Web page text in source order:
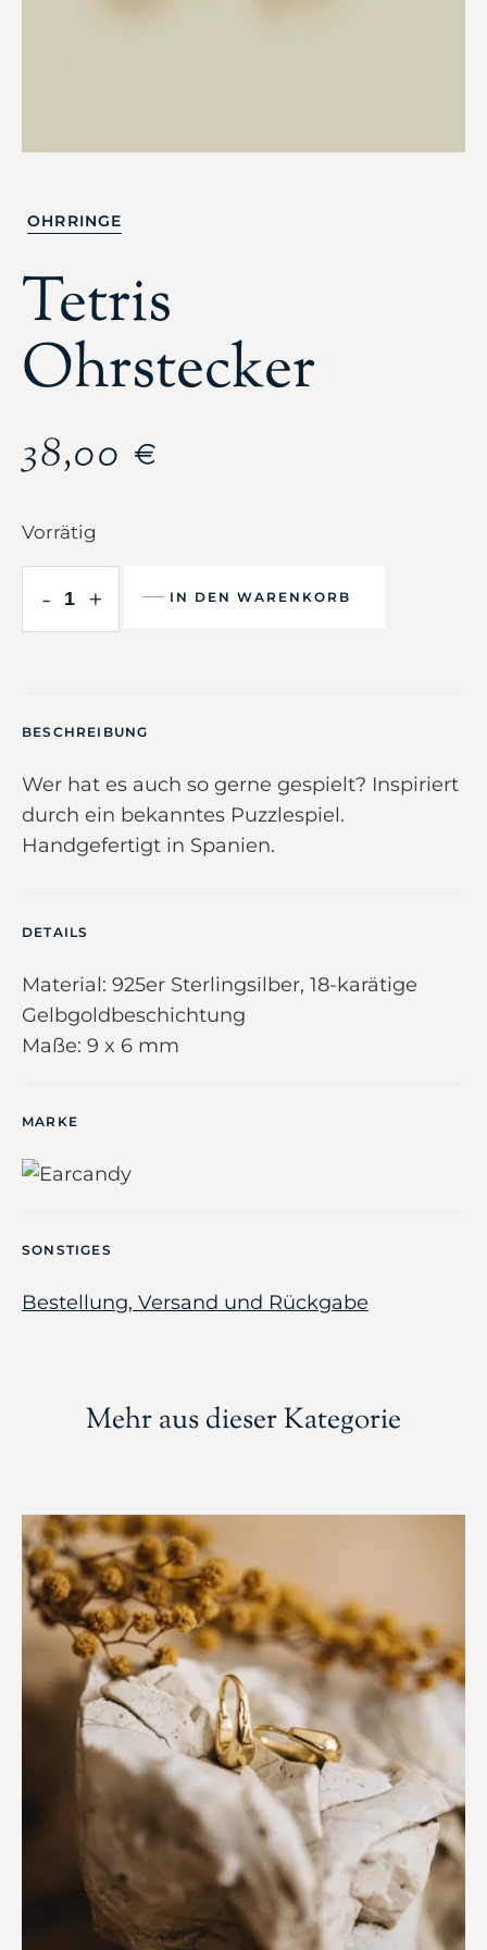
OHRRINGE
Tetris
Ohrstecker
38,00 €
Vorrätig
- + IN DEN WARENKORB
BESCHREIBUNG
Wer hat es auch so gerne gespielt? Inspiriert
durch ein bekanntes Puzzlespiel.
Handgefertigt in Spanien.
DETAILS
Material: 925er Sterlingsilber, 18-karätige
Gelbgoldbeschichtung
Maße: 9 x 6 mm
MARKE
SONSTIGES
Bestellung, Versand und Rückgabe
Mehr aus dieser Kategorie